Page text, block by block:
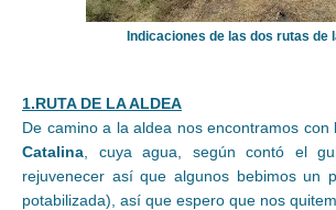
Indicaciones de las dos rutas de
1.RUTA DE LA ALDEA
De camino a la aldea nos encontramos con
Catalina , cuya agua, según contó el
rejuvenecer así que algunos bebimos un
potabilizada), así que espero que nos